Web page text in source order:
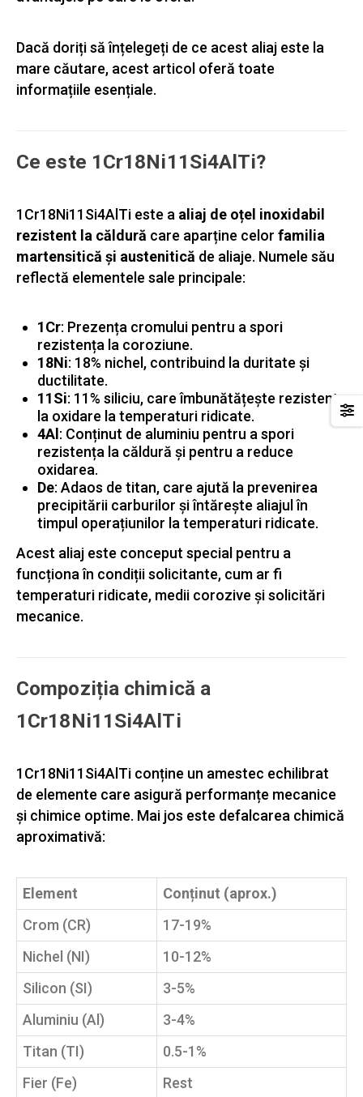
Dacă doriți să înțelegeți de ce acest aliaj este la
mare căutare, acest articol oferă toate
informațiile esențiale.
Ce este 1Cr18Ni11Si4AlTi?
1Cr18Ni11Si4AlTi este a aliaj de oțel inoxidabil
rezistent la căldură care aparține celor familia
martensitică și austenitică de aliaje. Numele său
reflectă elementele sale principale:
1Cr: Prezența cromului pentru a spori
rezistența la coroziune.
18Ni: 18% nichel, contribuind la duritate și
ductilitate.
11Si: 11% siliciu, care îmbunătățește rezistența
la oxidare la temperaturi ridicate.
4Al : Conținut de aluminiu pentru a spori
rezistența la căldură și pentru a reduce
oxidarea.
De: Adaos de titan, care ajută la prevenirea
precipitării carburilor și întărește aliajul în
timpul operațiunilor la temperaturi ridicate.
Acest aliaj este conceput special pentru a
funcționa în condiții solicitante, cum ar fi
temperaturi ridicate, medii corozive și solicitări
mecanice.
Compoziția chimică a
1Cr18Ni11Si4AlTi
1Cr18Ni11Si4AlTi conține un amestec echilibrat
de elemente care asigură performanțe mecanice
și chimice optime. Mai jos este defalcarea chimică
aproximativă:
Element
Conținut (aprox.)
Crom (CR)
17-19%
Nichel (NI)
10-12%
Silicon (SI)
3-5%
Aluminiu (Al)
3-4%
Titan (TI)
0.5-1%
Fier (Fe)
Rest